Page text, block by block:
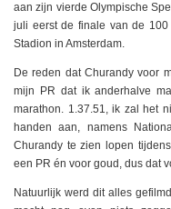
aan zijn vierde Olympische
juli eerst de finale van de
Stadion in Amsterdam.
De reden dat Churandy voor
mijn PR dat ik anderhalve
marathon. 1.37.51, ik zal het
handen aan, namens
Churandy te zien lopen
een PR én voor goud, dus dat
Natuurlijk werd dit alles